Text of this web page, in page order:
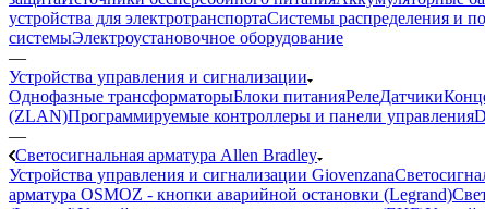
устройства для электротранспортаСистемы распределения и
системыЭлектроустановочное оборудование
—
Устройства управления и сигнализации
Однофазные трансформаторыБлоки питанияРелеДатчики
(ZLAN)Программируемые контроллеры и панели управления
—
Светосигнальная арматура Allen Bradley
Устройства управления и сигнализации Giovenzana
арматура OSMOZ - кнопки аварийной остановки (Legrand)